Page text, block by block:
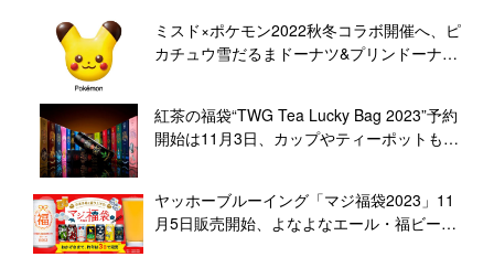
ミスド×ポケモン2022秋冬コラボ開催へ、ピ
カチュウ雪だるまドーナツ&プリンドーナツ
紅茶の福袋“TWG Tea Lucky Bag 2023”予約
開始は11月3日、カップやティーポットもセ
ヤッホーブルーイング「マジ福袋2023」11
月5日販売開始、よなよなエール・福ビール